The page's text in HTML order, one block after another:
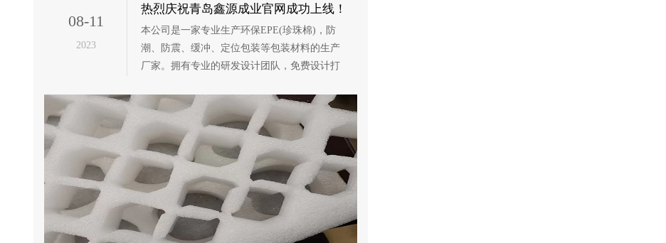
08-11
2023
热烈庆祝青岛鑫源成业官网成功上线！
本公司是一家专业生产环保EPE(珍珠棉)，防
潮、防震、缓冲、定位包装等包装材料的生产
厂家。拥有专业的研发设计团队，免费设计打